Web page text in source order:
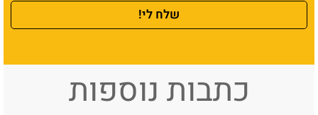
שלח לי!
כתבות נוספות